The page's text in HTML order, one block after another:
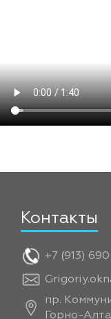
Контакты
+7 (913)
пр.
Горно-